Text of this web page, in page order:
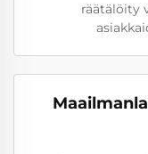
räätälöity